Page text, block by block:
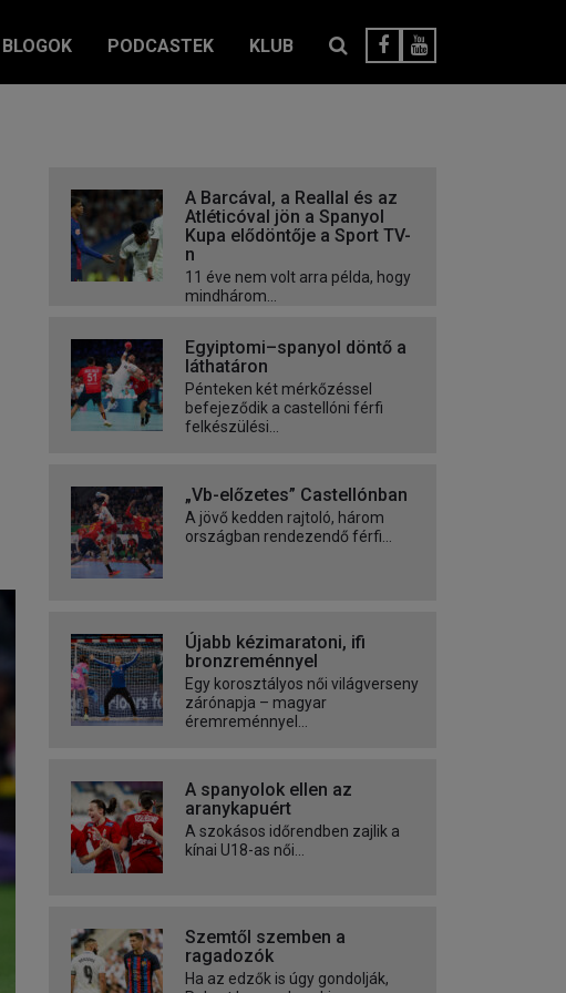
BLOGOK PODCASTEK KLUB
A Barcával, a Reallal és az
Atléticóval jön a Spanyol
Kupa elődöntője a Sport TV-
n
11 éve nem volt arra példa, hogy
mindhárom...
Egyiptomi–spanyol döntő a
láthatáron
Pénteken két mérkőzéssel
befejeződik a castellóni férfi
felkészülési...
„Vb-előzetes” Castellónban
A jövő kedden rajtoló, három
országban rendezendő férfi...
Újabb kézimaratoni, ifi
bronzreménnyel
Egy korosztályos női világverseny
zárónapja – magyar
éremreménnyel...
A spanyolok ellen az
aranykapuért
A szokásos időrendben zajlik a
kínai U18-as női...
Szemtől szemben a
ragadozók
Ha az edzők is úgy gondolják,